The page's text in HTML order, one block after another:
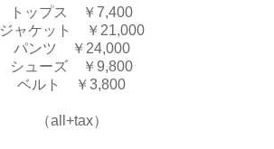
トップス ￥7,400
ジャケット ￥21,000
パンツ ￥24,000
シューズ ￥9,800
ベルト ￥3,800
（all+tax）